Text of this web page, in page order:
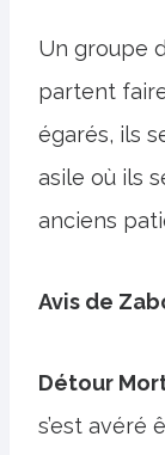
Un groupe
partent
égarés, ils
asile où ils
anciens
Avis de
Détour
s’est avéré